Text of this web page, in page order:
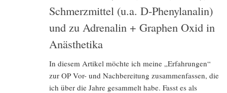
Schmerzmittel (u.a. D-Phenylanalin)
und zu Adrenalin + Graphen Oxid in
Anästhetika
In diesem Artikel möchte ich meine „Erfahrungen“
zur OP Vor- und Nachbereitung zusammenfassen, die
ich über die Jahre gesammelt habe. Fasst es als